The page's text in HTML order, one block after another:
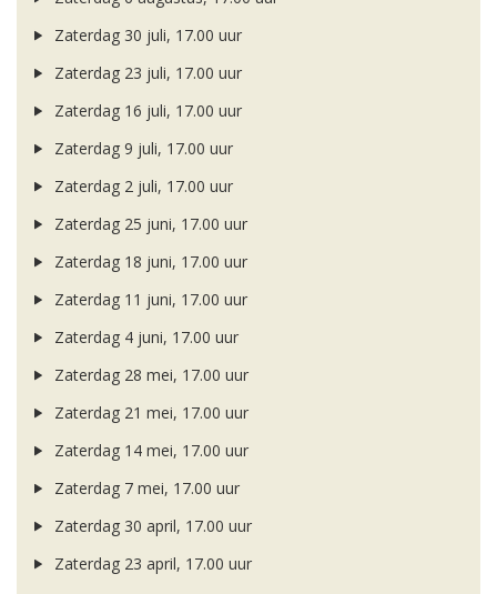
Zaterdag 30 juli, 17.00 uur
Zaterdag 23 juli, 17.00 uur
Zaterdag 16 juli, 17.00 uur
Zaterdag 9 juli, 17.00 uur
Zaterdag 2 juli, 17.00 uur
Zaterdag 25 juni, 17.00 uur
Zaterdag 18 juni, 17.00 uur
Zaterdag 11 juni, 17.00 uur
Zaterdag 4 juni, 17.00 uur
Zaterdag 28 mei, 17.00 uur
Zaterdag 21 mei, 17.00 uur
Zaterdag 14 mei, 17.00 uur
Zaterdag 7 mei, 17.00 uur
Zaterdag 30 april, 17.00 uur
Zaterdag 23 april, 17.00 uur